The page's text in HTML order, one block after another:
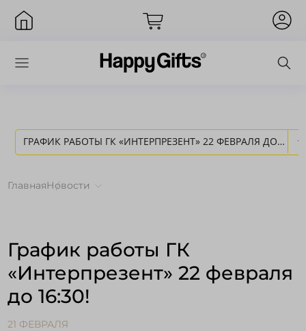
ГРАФИК РАБОТЫ ГК «ИНТЕРПРЕЗЕНТ» 22 ФЕВРАЛЯ ДО
ГлавнаяНовости
График работы ГК
«Интерпрезент» 22 февраля
до 16:30!
21 ФЕВРАЛЯ
Вход
Запомнить меня